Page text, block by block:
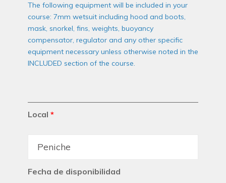
The following equipment will be included in your
course: 7mm wetsuit including hood and boots,
mask, snorkel, fins, weights, buoyancy
compensator, regulator and any other specific
equipment necessary unless otherwise noted in the
INCLUDED section of the course.
Local *
Fecha de disponibilidad